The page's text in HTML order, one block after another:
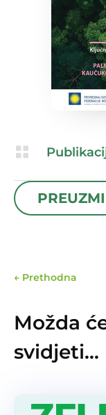

 13.11.2025
PREUZMI
← Prethodna
Možda
svidjeti…